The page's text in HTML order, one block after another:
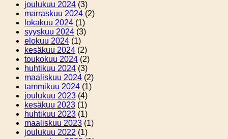
joulukuu 2024 (3)
marraskuu 2024 (2)
lokakuu 2024 (1)
syyskuu 2024 (3)
elokuu 2024 (1)
kesäkuu 2024 (2)
toukokuu 2024 (2)
huhtikuu 2024 (3)
maaliskuu 2024 (2)
tammikuu 2024 (1)
joulukuu 2023 (4)
kesäkuu 2023 (1)
huhtikuu 2023 (1)
maaliskuu 2023 (1)
joulukuu 2022 (1)